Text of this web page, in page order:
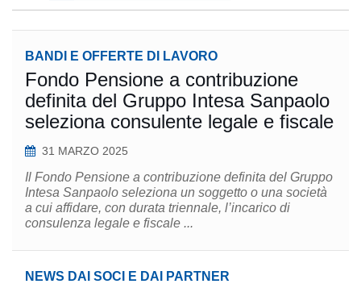
BANDI E OFFERTE DI LAVORO
Fondo Pensione a contribuzione
definita del Gruppo Intesa Sanpaolo
seleziona consulente legale e fiscale
31 MARZO 2025
Il Fondo Pensione a contribuzione definita del Gruppo
Intesa Sanpaolo seleziona un soggetto o una società
a cui affidare, con durata triennale, l’incarico di
consulenza legale e fiscale ...
NEWS DAI SOCI E DAI PARTNER